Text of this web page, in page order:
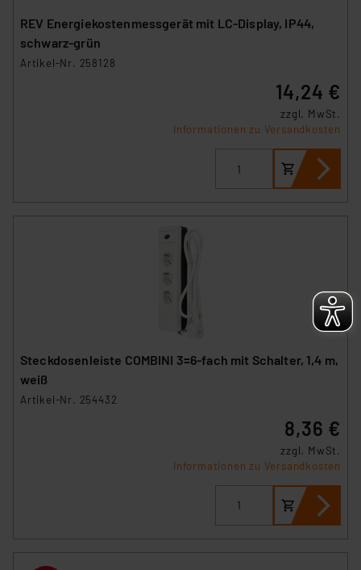
REV Energiekostenmessgerät mit LC-Display, IP44,
schwarz-grün
Artikel-Nr. 258128
14,24 €
zzgl. MwSt.
Informationen zu Versandkosten
Steckdosenleiste COMBINI 3=6-fach mit Schalter, 1,4 m,
weiß
Artikel-Nr. 254432
8,36 €
zzgl. MwSt.
Informationen zu Versandkosten